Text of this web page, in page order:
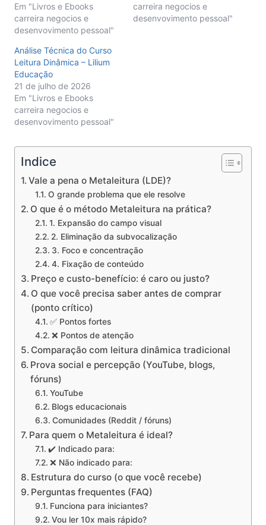
Em "Livros e Ebooks
carreira negocios e
desenvovimento pessoal"
carreira negocios e
desenvovimento pessoal"
Análise Técnica do Curso
Leitura Dinâmica – Lilium
Educação
21 de julho de 2026
Em "Livros e Ebooks
carreira negocios e
desenvovimento pessoal"
Indice
Vale a pena o Metaleitura (LDE)?
O grande problema que ele resolve
O que é o método Metaleitura na prática?
1. Expansão do campo visual
2. Eliminação da subvocalização
3. Foco e concentração
4. Fixação de conteúdo
Preço e custo-benefício: é caro ou justo?
O que você precisa saber antes de comprar
(ponto crítico)
✅ Pontos fortes
❌ Pontos de atenção
Comparação com leitura dinâmica tradicional
Prova social e percepção (YouTube, blogs,
fóruns)
YouTube
Blogs educacionais
Comunidades (Reddit / fóruns)
Para quem o Metaleitura é ideal?
✔️ Indicado para:
❌ Não indicado para:
Estrutura do curso (o que você recebe)
Perguntas frequentes (FAQ)
Funciona para iniciantes?
Vou ler 10x mais rápido?